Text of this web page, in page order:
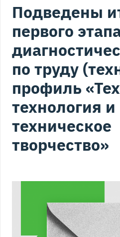
Подведены
первого
по труду
профиль
технология и
техническое
творчество»